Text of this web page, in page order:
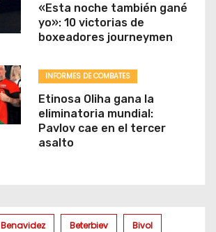
«Esta noche también gané
yo»: 10 victorias de
boxeadores journeymen
INFORMES DE COMBATES
Etinosa Oliha gana la
eliminatoria mundial:
Pavlov cae en el tercer
asalto
Benavidez Beterbiev Bivol